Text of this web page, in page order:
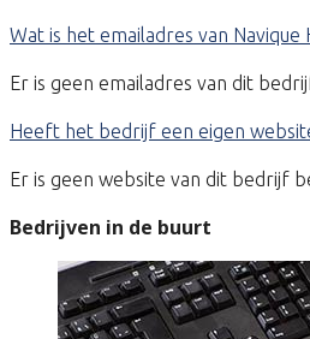
Wat is het emailadres van Navique
Er is geen emailadres van dit
Heeft het bedrijf een eigen
Er is geen website van dit bedrijf
Bedrijven in de buurt